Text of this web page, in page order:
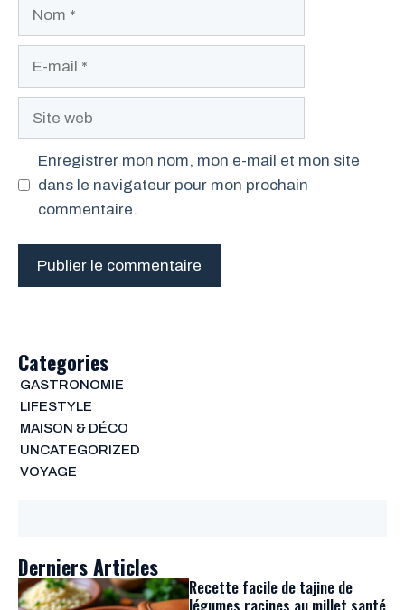
Enregistrer mon nom, mon e-mail et mon site
dans le navigateur pour mon prochain
commentaire.
Categories
GASTRONOMIE
LIFESTYLE
MAISON & DÉCO
UNCATEGORIZED
VOYAGE
Derniers Articles
Recette facile de tajine de
légumes racines au millet santé